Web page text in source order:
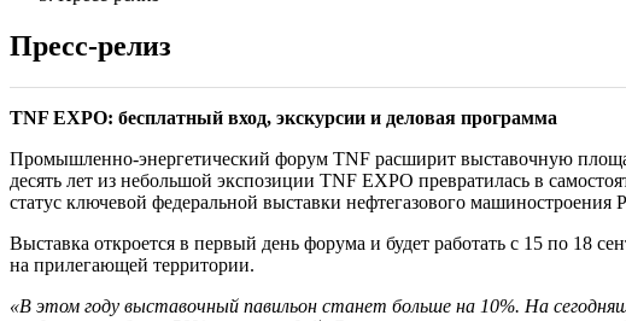
Пресс-релиз
TNF EXPO: бесплатный вход, экскурсии и деловая программа
Промышленно-энергетический форум TNF расширит выставочную
десять лет из небольшой экспозиции TNF EXPO превратилась в
статус ключевой федеральной выставки нефтегазового машиностроения
Выставка откроется в первый день форума и будет работать с 15 по 18
на прилегающей территории.
«В этом году выставочный павильон станет больше на 10%. На